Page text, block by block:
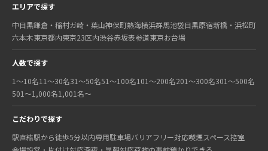
エリアで探す
中目黒鎌倉・稲村ガ崎・葉山神保町熱海横浜群馬池袋目黒原宿新橋・浜松町
六本木東京都内東京23区内渋谷赤坂表参道東京お台場
人数で探す
1〜10名11〜30名31〜50名51〜100名101〜200名201〜300名301〜500名
501〜1,000名1,001名〜
こだわりで探す
駅直結駅から徒歩5分以内専用駐車場バリアフリー対応喫煙スペース控室